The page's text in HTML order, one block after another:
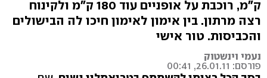
ק"מ, רוכבת על אופניים עוד 180 ק"מ ולקינוח
רצה מרתון. בין אימון לאימון חיכו לה הבישולים
והכביסות. טור אישי
נעמי וינשטוק
פורסם: 26.01.11, 00:41